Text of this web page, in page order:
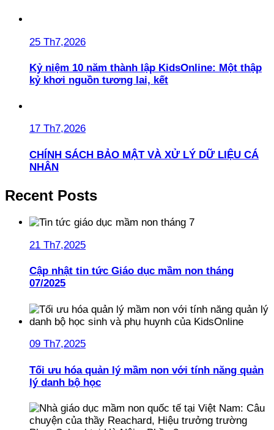
25 Th7,2026
Kỷ niệm 10 năm thành lập KidsOnline: Một thập
kỷ khơi nguồn tương lai, kết
17 Th7,2026
CHÍNH SÁCH BẢO MẬT VÀ XỬ LÝ DỮ LIỆU CÁ
NHÂN
Recent Posts
21 Th7,2025
Cập nhật tin tức Giáo dục mầm non tháng
07/2025
09 Th7,2025
Tối ưu hóa quản lý mầm non với tính năng quản
lý danh bộ học